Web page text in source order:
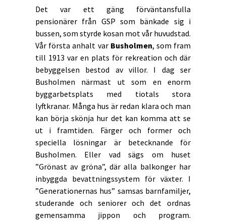
Det var ett gäng förväntansfulla
pensionärer från GSP som bänkade sig i
bussen, som styrde kosan mot vår huvudstad.
Vår första anhalt var Busholmen, som fram
till 1913 var en plats för rekreation och där
bebyggelsen bestod av villor. I dag ser
Busholmen närmast ut som en enorm
byggarbetsplats med tiotals stora
lyftkranar. Många hus är redan klara och man
kan börja skönja hur det kan komma att se
ut i framtiden. Färger och former och
speciella lösningar är betecknande för
Busholmen. Eller vad sägs om huset
”Grönast av gröna”, där alla balkonger har
inbyggda bevattningssystem för växter. I
”Generationernas hus” samsas barnfamiljer,
studerande och seniorer och det ordnas
gemensamma jippon och program.